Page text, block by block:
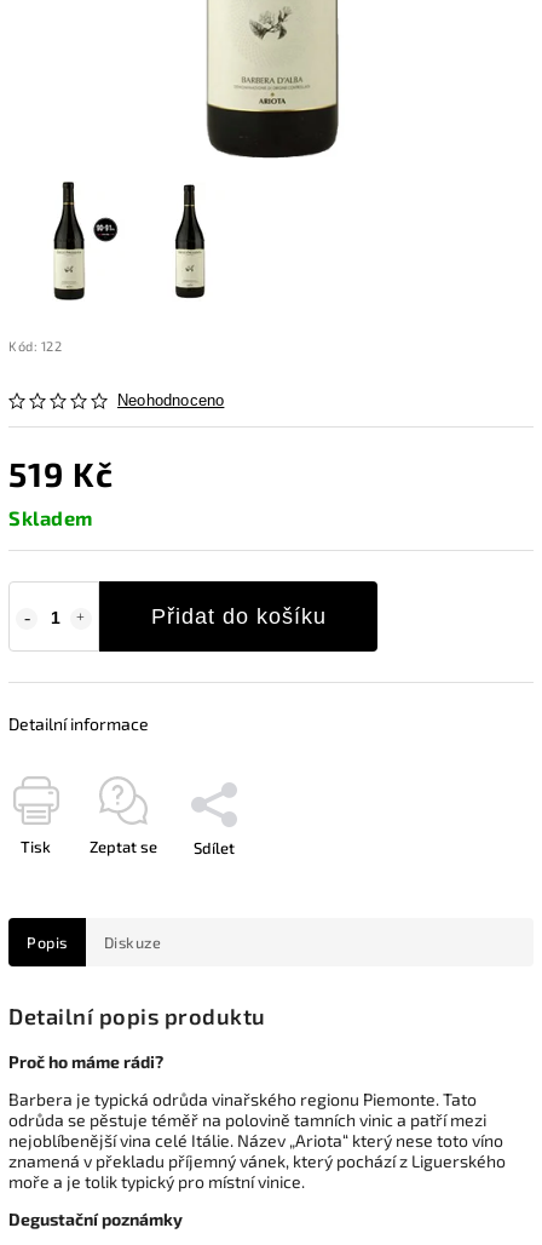
Kód: 122
Neohodnoceno
519 Kč
Skladem
Přidat do košíku
Detailní informace
Tisk Zeptat se Sdílet
Popis Diskuze
Detailní popis produktu
Proč ho máme rádi?
Barbera je typická odrůda vinařského regionu Piemonte. Tato
odrůda se pěstuje téměř na polovině tamních vinic a patří mezi
nejoblíbenější vina celé Itálie. Název „Ariota“ který nese toto víno
znamená v překladu příjemný vánek, který pochází z Liguerského
moře a je tolik typický pro místní vinice.
Degustační poznámky